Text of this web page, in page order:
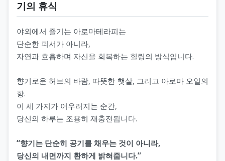
기의 휴식
야외에서 즐기는 아로마테라피는
단순한 피서가 아니라,
자연과 호흡하며 자신을 회복하는 힐링의 방식입니다.
향기로운 허브의 바람, 따뜻한 햇살, 그리고 아로마 오일의
향.
이 세 가지가 어우러지는 순간,
당신의 하루는 조용히 재충전됩니다.
“향기는 단순히 공기를 채우는 것이 아니라,
당신의 내면까지 환하게 밝혀줍니다.”